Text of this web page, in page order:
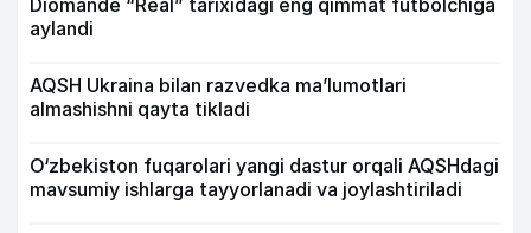
Diomande “Real” tarixidagi eng qimmat futbolchiga
aylandi
AQSH Ukraina bilan razvedka ma’lumotlari
almashishni qayta tikladi
O‘zbekiston fuqarolari yangi dastur orqali AQSHdagi
mavsumiy ishlarga tayyorlanadi va joylashtiriladi